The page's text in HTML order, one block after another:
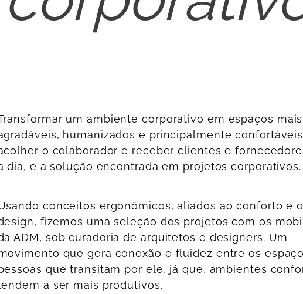
um ambiente corporativo em espaços mais
humanizados e principalmente
o colaborador e receber clientes e
dia, é a solução encontrada em projetos corporativos.
conceitos ergonômicos, aliados ao conforto e
fizemos uma seleção dos projetos com os
ADM, sob curadoria de arquitetos e designers. Um
que gera conexão e fluidez entre os
que transitam por ele, já que, ambientes
a ser mais produtivos.